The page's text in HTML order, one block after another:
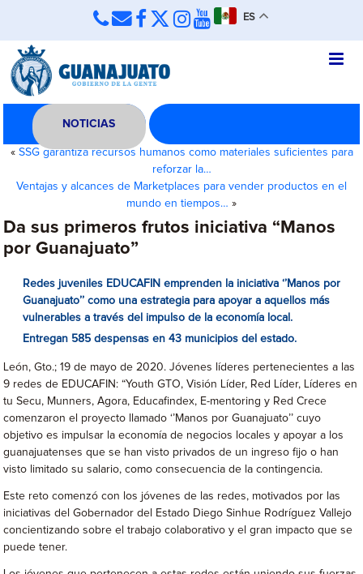
ES
NOTICIAS
« SSG garantiza recursos humanos como materiales suficientes para
reforzar la…
Ventajas y alcances de Marketplaces para vender productos en el
mundo en tiempos… »
Da sus primeros frutos iniciativa “Manos
por Guanajuato”
Redes juveniles EDUCAFIN emprenden la iniciativa ‘’Manos por
Guanajuato’’ como una estrategia para apoyar a aquellos más
vulnerables a través del impulso de la economía local.
Entregan 585 despensas en 43 municipios del estado.
León, Gto.; 19 de mayo de 2020. Jóvenes líderes pertenecientes a las
9 redes de EDUCAFIN: “Youth GTO, Visión Líder, Red Líder, Líderes en
tu Secu, Munners, Agora, Educafindex, E-mentoring y Red Crece
comenzaron el proyecto llamado ‘’Manos por Guanajuato’’ cuyo
objetivo es impulsar la economía de negocios locales y apoyar a los
guanajuatenses que se han visto privados de un ingreso fijo o han
visto limitado su salario, como consecuencia de la contingencia.
Este reto comenzó con los jóvenes de las redes, motivados por las
iniciativas del Gobernador del Estado Diego Sinhue Rodríguez Vallejo
concientizando sobre el trabajo colaborativo y el gran impacto que se
puede tener.